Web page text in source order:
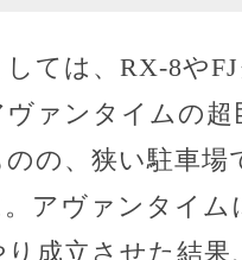
ては、RX-8や
ァンタイムの
の、狭い駐車
アヴァンタイム
成立させた結